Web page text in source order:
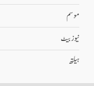
موسم
نیوز بیٹ
ہیلتھ